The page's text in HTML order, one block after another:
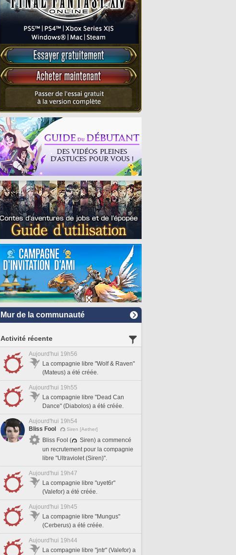
Mur de la communauté
Activité récente
Aujourd'hui 19h56
La compagnie libre "Wolf & Raven"
(Mateus) a été créée.
Aujourd'hui 19h55
La compagnie libre "Dead Can
Dance" (Diabolos) a été créée.
Aujourd'hui 19h54
Bliss Fool
Siren [Aether]
Bliss Fool (
Siren) a commencé
un recrutement pour la compagnie
libre "Ultraviolet (Siren)".
Aujourd'hui 19h47
La compagnie libre "uyet6r"
(Valefor) a été créée.
Aujourd'hui 19h45
La compagnie libre "Mungus"
(Cerberus) a été créée.
Aujourd'hui 19h44
La compagnie libre "jntr" (Valefor) a